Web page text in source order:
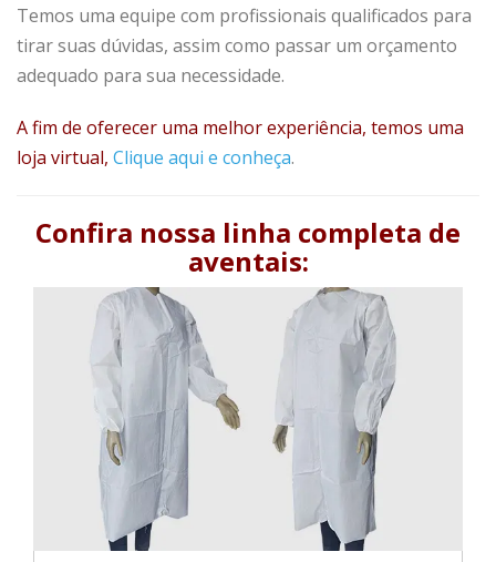
Temos uma equipe com profissionais qualificados para
tirar suas dúvidas, assim como passar um orçamento
adequado para sua necessidade.
A fim de oferecer uma melhor experiência, temos uma
loja virtual, Clique aqui e conheça.
Confira nossa linha completa de
aventais: